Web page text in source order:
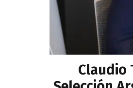
Claudio